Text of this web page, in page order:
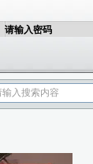
请输入密码